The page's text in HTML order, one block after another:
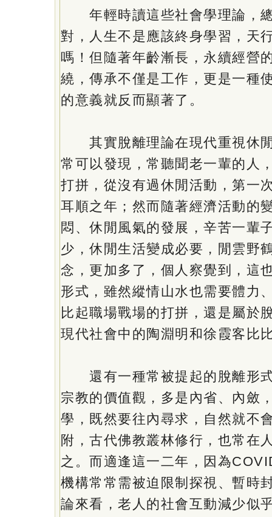
年輕時讀這些社會學理論，
對，人生不是應該終身學習，天
嗎！但隨著年齡漸長，永續經營
繞，傳承不僅是工作，更是一種
的意義就反而顯著了。
其實脫離理論在現代重視休
常可以發現，常聽聞老一輩的人
打拼，從沒有過休閒活動，第一
耳順之年；然而隨著經濟活動的
悶、休閒風氣的發展，辛苦一輩
少，休閒生活變成必要，閒雲野
念，更加多了，個人察覺到，這
形式，雖然縱情山水也需要體力
比起職場戰場的打拼，還是屬於
現代社會中的陶淵明和徐霞客比
還有一種常被提起的脫離形
宗教的價值觀，多是內省、內斂
學，既然要往內尋求，自然就不
附，古代佛教叢林修行，也常在
之。而適逢這一二年，因為
機構常常需被迫限制探視、暫時
論來看，老人的社會互動減少似